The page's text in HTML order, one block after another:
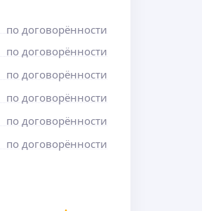
по договорённости
по договорённости
по договорённости
по договорённости
по договорённости
по договорённости